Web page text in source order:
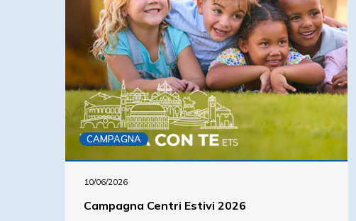
CAMPAGNA
10/06/2026
Campagna Centri Estivi 2026